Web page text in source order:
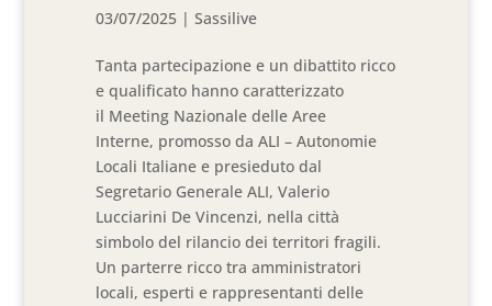
03/07/2025 |Sassilive
Tanta partecipazione e un dibattito ricco
e qualificato hanno caratterizzato
il Meeting Nazionale delle Aree
Interne, promosso da ALI – Autonomie
Locali Italiane e presieduto dal
Segretario Generale ALI, Valerio
Lucciarini De Vincenzi, nella città
simbolo del rilancio dei territori fragili.
Un parterre ricco tra amministratori
locali, esperti e rappresentanti delle